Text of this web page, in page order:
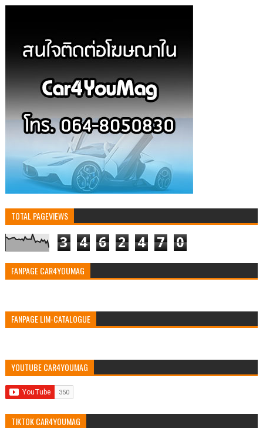
TOTAL PAGEVIEWS
3 4 6 2 4 7 0
FANPAGE CAR4YOUMAG
FANPAGE LIM-CATALOGUE
YOUTUBE CAR4YOUMAG
TIKTOK CAR4YOUMAG